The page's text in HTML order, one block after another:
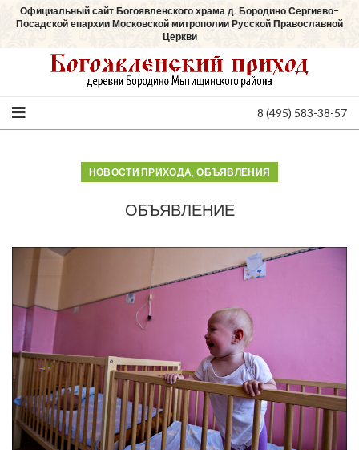
Официальный сайт Богоявленского храма д. Бородино Сергиево-
Посадской епархии Московской митрополии Русской Православной
Церкви
8 (495) 583-38-57
НОВОСТИ ПРИХОДА,ОБЪЯВЛЕНИЯ
ОБЪЯВЛЕНИЕ